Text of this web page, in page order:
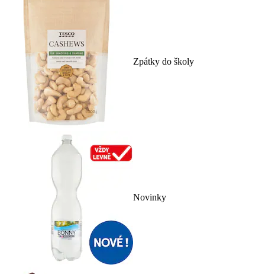
Zpátky do školy
Novinky